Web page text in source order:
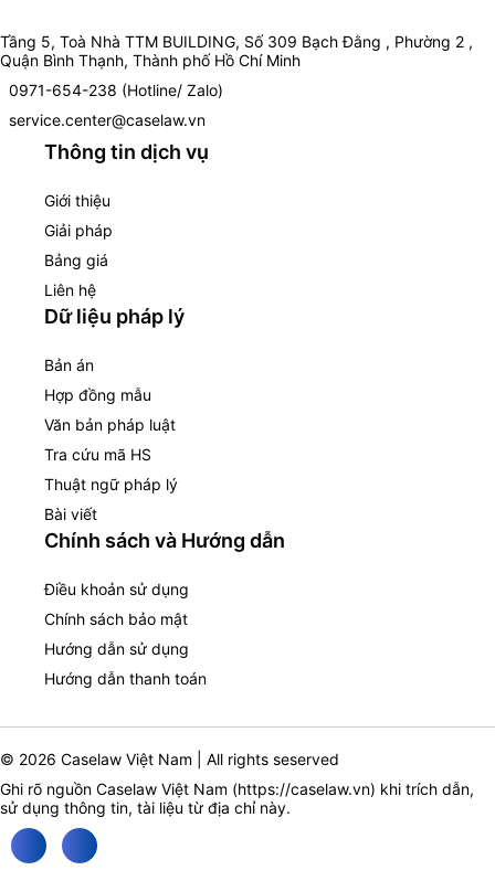
Tầng 5, Toà Nhà TTM BUILDING, Số 309 Bạch Đằng , Phường 2 ,
Quận Bình Thạnh, Thành phố Hồ Chí Minh
0971-654-238 (Hotline/ Zalo)
service.center@caselaw.vn
Thông tin dịch vụ
Giới thiệu
Giải pháp
Bảng giá
Liên hệ
Dữ liệu pháp lý
Bản án
Hợp đồng mẫu
Văn bản pháp luật
Tra cứu mã HS
Thuật ngữ pháp lý
Bài viết
Chính sách và Hướng dẫn
Điều khoản sử dụng
Chính sách bảo mật
Hướng dẫn sử dụng
Hướng dẫn thanh toán
© 2026 Caselaw Việt Nam | All rights seserved
Ghi rõ nguồn Caselaw Việt Nam (https://caselaw.vn) khi trích dẫn,
sử dụng thông tin, tài liệu từ địa chỉ này.